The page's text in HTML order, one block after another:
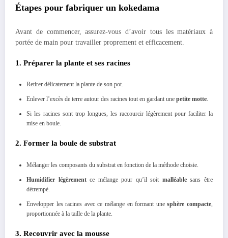
Étapes pour fabriquer un kokedama
Avant de commencer, assurez-vous d’avoir tous les matériaux à
portée de main pour travailler proprement et efficacement.
1. Préparer la plante et ses racines
Retirer délicatement la plante de son pot.
Enlever l’excès de terre autour des racines tout en gardant une petite motte.
Si les racines sont trop longues, les raccourcir légèrement pour faciliter la
mise en boule.
2. Former la boule de substrat
Mélanger les composants du substrat en fonction de la méthode choisie.
Humidifier légèrementce mélange pour qu’il soit malléablesans être
détrempé.
Envelopper les racines avec ce mélange en formant unesphère compacte,
proportionnée à la taille de la plante.
3. Recouvrir avec la mousse